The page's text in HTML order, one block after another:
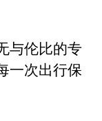
与伦比的专
一次出行保